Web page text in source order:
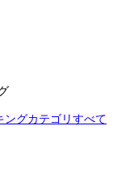
ングカテゴリすべて